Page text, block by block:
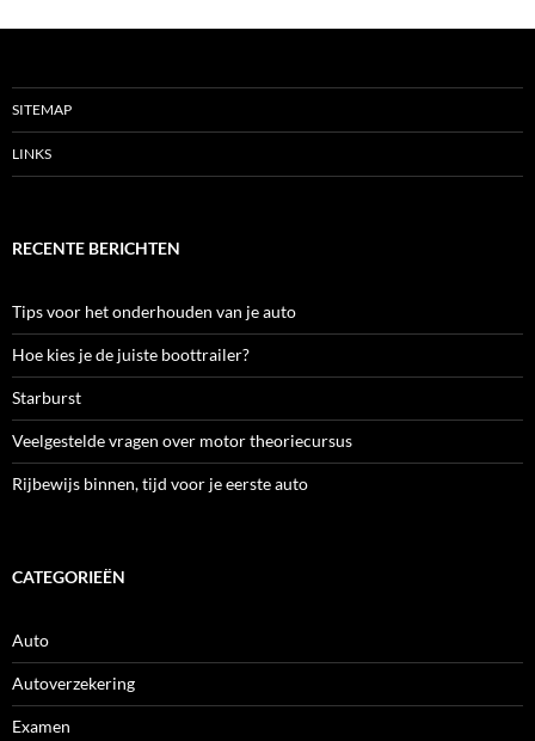
SITEMAP
LINKS
RECENTE BERICHTEN
Tips voor het onderhouden van je auto
Hoe kies je de juiste boottrailer?
Starburst
Veelgestelde vragen over motor theoriecursus
Rijbewijs binnen, tijd voor je eerste auto
CATEGORIEËN
Auto
Autoverzekering
Examen